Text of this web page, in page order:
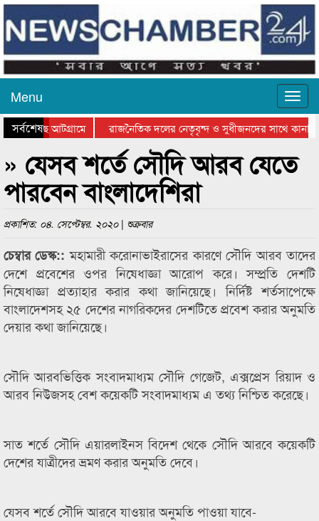
Menu
সর্বশেষ
হচ্ছে আটগ্রামে
রাজনৈতিক দলের নেতৃবৃন্দ ও সুধীজনদের সাথে
সিলেটে বাংলাদেশ গ্রুপ থিয়েটার ফেডারেশানের
» যেসব শর্তে সৌদি আরব যেতে
পারবেন বাংলাদেশিরা
প্রকাশিত: ০৪. সেপ্টেম্বর. ২০২০ | শুক্রবার
চেম্বার ডেস্ক::মহামারী করোনাভাইরাসের কারণে সৌদি আরব তাদের
দেশে প্রবেশের ওপর নিষেধাজ্ঞা আরোপ করে। সম্প্রতি দেশটি
নিষেধাজ্ঞা প্রত্যাহার করার কথা জানিয়েছে। নির্দিষ্ট শর্তসাপেক্ষে
বাংলাদেশসহ ২৫ দেশের নাগরিকদের দেশটিতে প্রবেশ করার অনুমতি
দেয়ার কথা জানিয়েছে।
সৌদি আরবভিত্তিক সংবাদমাধ্যম সৌদি গেজেট, এক্সপ্রেস রিয়াদ ও
আরব নিউজসহ বেশ কয়েকটি সংবাদমাধ্যম এ তথ্য নিশ্চিত করেছে।
সাত শর্তে সৌদি এয়ারলাইনস বিদেশ থেকে সৌদি আরবে কয়েকটি
দেশের যাত্রীদের ভ্রমণ করার অনুমতি দেবে।
যেসব শর্তে সৌদি আরবে যাওয়ার অনুমতি পাওয়া যাবে-